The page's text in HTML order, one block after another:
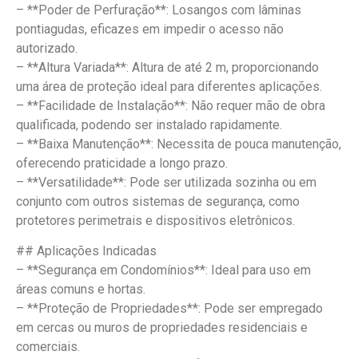
– **Poder de Perfuração**: Losangos com lâminas
pontiagudas, eficazes em impedir o acesso não
autorizado.
– **Altura Variada**: Altura de até 2 m, proporcionando
uma área de proteção ideal para diferentes aplicações.
– **Facilidade de Instalação**: Não requer mão de obra
qualificada, podendo ser instalado rapidamente.
– **Baixa Manutenção**: Necessita de pouca manutenção,
oferecendo praticidade a longo prazo.
– **Versatilidade**: Pode ser utilizada sozinha ou em
conjunto com outros sistemas de segurança, como
protetores perimetrais e dispositivos eletrônicos.
## Aplicações Indicadas
– **Segurança em Condomínios**: Ideal para uso em
áreas comuns e hortas.
– **Proteção de Propriedades**: Pode ser empregado
em cercas ou muros de propriedades residenciais e
comerciais.